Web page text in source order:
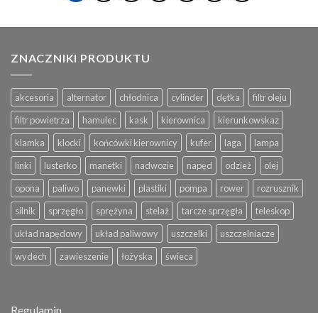
ZNACZNIKI PRODUKTU
akcesoria alternator chłodnica cylinder dętka
filtr oleju
filtr powietrza
hamulec kask kierownica
kierunkowskaz
klamka
klocki końcówki kierownicy kufer laga
lampa
linki
lusterko manetki nadwozie napęd odzież
olej
opona
paliwo panewki plastiki pompa rower
rozrusznik
silnik
sprzęgło sprężyna stelaż tarcze sprzęgła
teleskop
układ napędowy
układ paliwowy uszczelki
uszczelniacze
wydech
zawieszenie łożyska świeca
Regulamin